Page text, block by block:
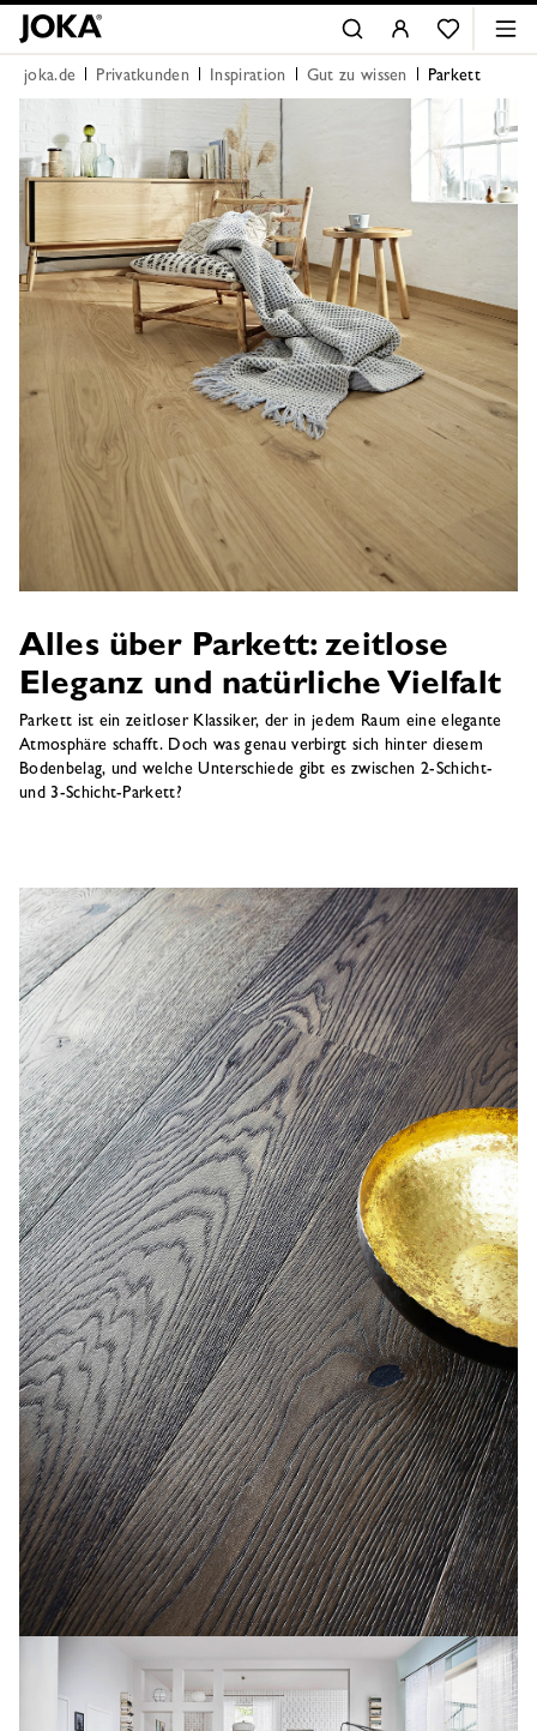
joka.de Privatkunden Inspiration Gut zu wissen Parkett
Alles über Parkett: zeitlose
Eleganz und natürliche Vielfalt
Parkett ist ein zeitloser Klassiker, der in jedem Raum eine elegante
Atmosphäre schafft. Doch was genau verbirgt sich hinter diesem
Bodenbelag, und welche Unterschiede gibt es zwischen 2-Schicht-
und 3-Schicht-Parkett?